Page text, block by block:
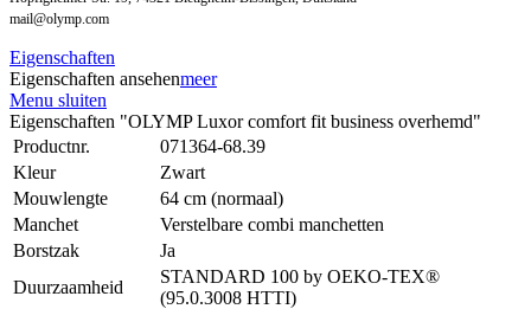
mail@olymp.com
Eigenschaften
Eigenschaften ansehenmeer
Menu sluiten
Eigenschaften "OLYMP Luxor comfort fit business overhemd"
Productnr.
071364-68.39
Kleur
Zwart
Mouwlengte
64 cm (normaal)
Manchet
Verstelbare combi manchetten
Borstzak
Ja
Duurzaamheid
STANDARD 100 by OEKO-TEX®
(95.0.3008 HTTI)